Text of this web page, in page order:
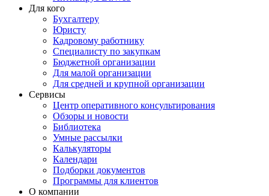
Для кого
Бухгалтеру
Юристу
Кадровому работнику
Специалисту по закупкам
Бюджетной организации
Для малой организации
Для средней и крупной организации
Сервисы
Центр оперативного консультирования
Обзоры и новости
Библиотека
Умные рассылки
Калькуляторы
Календари
Подборки документов
Программы для клиентов
О компании